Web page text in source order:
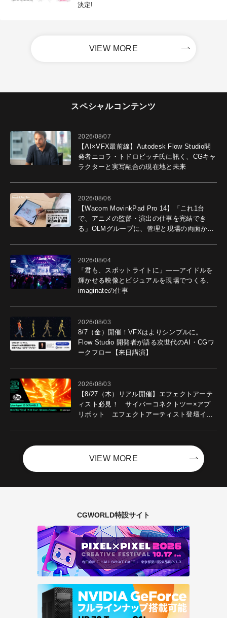
決定!
VIEW MORE
スペシャルコンテンツ
2026/08/07
【AI×VFX最前線】Autodesk Flow Studio開
発者ニコラ・トドロビッチ氏に訊く、CGキャ
ラクターと実写融合の現在地と未来
2026/08/06
【Wacom MovinkPad Pro 14】「これ1台
で、アニメの監督・演出の仕事を完結でき
る」OLMグループに、管理と現場の両面から
2026/08/04
「君も、スポットライトに」――アイドルを
輝かせる映像とビジュアルを現場でつくる、
imaginateの仕事
2026/08/03
8/7（金）開催！VFXはよりシンプルに。
Flow Studio 開発者が語る次世代のAI・CGワ
ークフロー【来日講演】
2026/08/03
【8/27（木）リアル開催】エフェクトアーテ
ィスト必見！ サイバーコネクトツー×アプ
リボット エフェクトアーティスト登壇イベ
VIEW MORE
CGWORLD特設サイト